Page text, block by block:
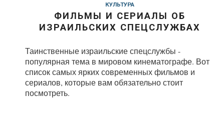
КУЛЬТУРА
ФИЛЬМЫ И СЕРИАЛЫ ОБ
ИЗРАИЛЬСКИХ СПЕЦСЛУЖБАХ
Таинственные израильские спецслужбы -
популярная тема в мировом кинематографе. Вот
список самых ярких современных фильмов и
сериалов, которые вам обязательно стоит
посмотреть.